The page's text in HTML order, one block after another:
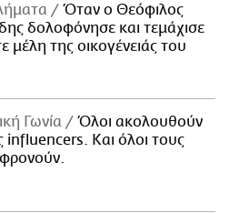
Όταν ο Θεόφιλος
δολοφόνησε και τεμάχισε
μέλη της οικογένειάς του
Γωνία
Όλοι ακολουθούν
influencers. Και όλοι τους